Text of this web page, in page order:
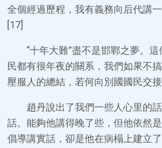
全個經過歷程，我有義務向后代講
[17]
“十年大難”盡不是邯鄲之夢。
民都有很年夜的關系，我們如果不
壓服人的總結，若何向別國國民交
趙丹說出了我們一些人心里的
話。能夠他講得晚了些，但他依然
倡導講實話，卻是他在病榻上建立